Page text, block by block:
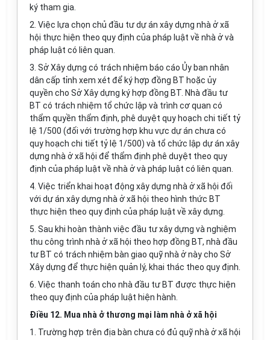
ký tham gia.
2. Việc lựa chọn chủ đầu tư dự án xây dựng nhà ở xã
hội thực hiện theo quy định của pháp luật về nhà ở và
pháp luật có liên quan.
3. Sở Xây dựng có trách nhiệm báo cáo Ủy ban nhân
dân cấp tỉnh xem xét để ký hợp đồng BT hoặc ủy
quyền cho Sở Xây dựng ký hợp đồng BT. Nhà đầu tư
BT có trách nhiệm tổ chức lập và trình cơ quan có
thẩm quyền thẩm định, phê duyệt quy hoạch chi tiết tỷ
lệ 1/500 (đối với trường hợp khu vực dự án chưa có
quy hoạch chi tiết tỷ lệ 1/500) và tổ chức lập dự án xây
dựng nhà ở xã hội để thẩm định phê duyệt theo quy
định của pháp luật về nhà ở và pháp luật có liên quan.
4. Việc triển khai hoạt động xây dựng nhà ở xã hội đối
với dự án xây dựng nhà ở xã hội theo hình thức BT
thực hiện theo quy định của pháp luật về xây dựng.
5. Sau khi hoàn thành việc đầu tư xây dựng và nghiệm
thu công trình nhà ở xã hội theo hợp đồng BT, nhà đầu
tư BT có trách nhiệm bàn giao quỹ nhà ở này cho Sở
Xây dựng để thực hiện quản lý, khai thác theo quy định.
6. Việc thanh toán cho nhà đầu tư BT được thực hiện
theo quy định của pháp luật hiện hành.
Điều 12. Mua nhà ở thương mại làm nhà ở xã hội
1. Trường hợp trên địa bàn chưa có đủ quỹ nhà ở xã hội